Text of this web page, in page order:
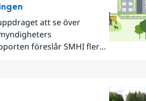
att se över
föreslår SMHI flera